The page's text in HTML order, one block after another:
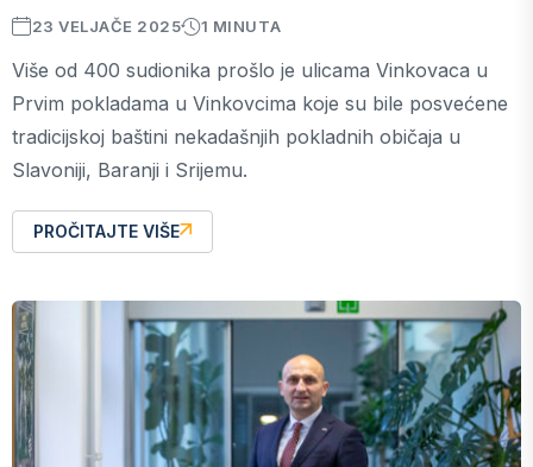
23 VELJAČE 2025 1 MINUTA
Više od 400 sudionika prošlo je ulicama Vinkovaca u
Prvim pokladama u Vinkovcima koje su bile posvećene
tradicijskoj baštini nekadašnjih pokladnih običaja u
Slavoniji, Baranji i Srijemu.
PROČITAJTE VIŠE